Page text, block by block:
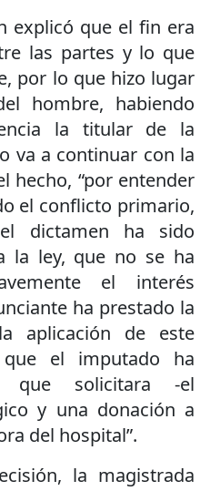
explicó que el fin era
las partes y lo que
por lo que hizo lugar
hombre, habiendo
la titular de la
va a continuar con la
hecho, “por entender
el conflicto primario,
dictamen ha sido
la ley, que no se ha
el interés
ha prestado la
aplicación de este
el imputado ha
solicitara -el
y una donación a
del hospital”.
la magistrada